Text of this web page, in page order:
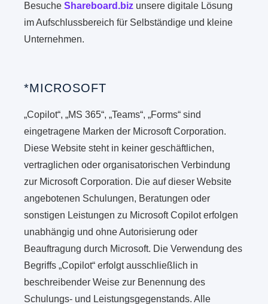
BesucheShareboard.biz unsere digitale Lösung
im Aufschlussbereich für Selbständige und kleine
Unternehmen.
*MICROSOFT
„Copilot“, „MS 365“, „Teams“, „Forms“ sind
eingetragene Marken der Microsoft Corporation.
Diese Website steht in keiner geschäftlichen,
vertraglichen oder organisatorischen Verbindung
zur Microsoft Corporation. Die auf dieser Website
angebotenen Schulungen, Beratungen oder
sonstigen Leistungen zu Microsoft Copilot erfolgen
unabhängig und ohne Autorisierung oder
Beauftragung durch Microsoft. Die Verwendung des
Begriffs „Copilot“ erfolgt ausschließlich in
beschreibender Weise zur Benennung des
Schulungs- und Leistungsgegenstands. Alle